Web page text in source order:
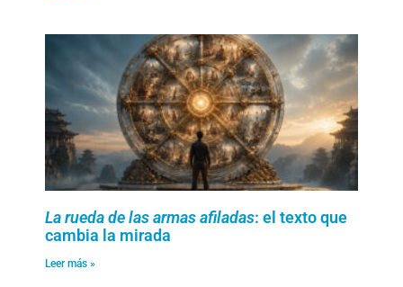
La rueda de las armas afiladas: el texto que
cambia la mirada
Leer más »